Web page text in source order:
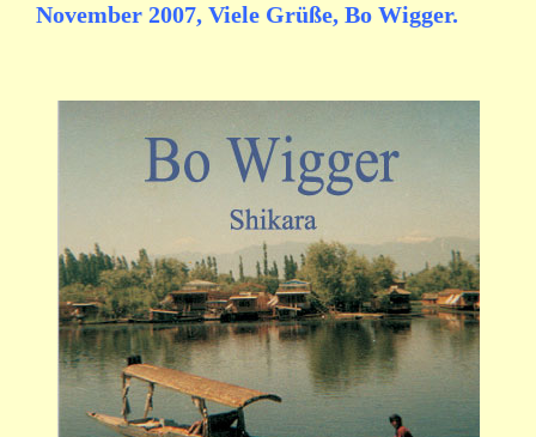
November 2007, Viele Grüße, Bo Wigger.